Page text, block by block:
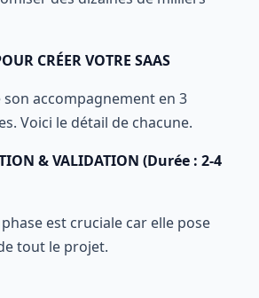
CRÉER VOTRE SAAS
accompagnement en 3
Voici le détail de chacune.
& VALIDATION (Durée : 2-4
est cruciale car elle pose
tout le projet.